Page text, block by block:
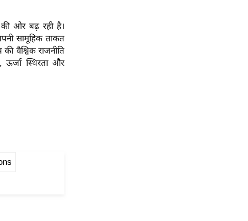
ओर बढ़ रही है।
सामूहिक ताकत
वैश्विक राजनीति
स्थिरता और